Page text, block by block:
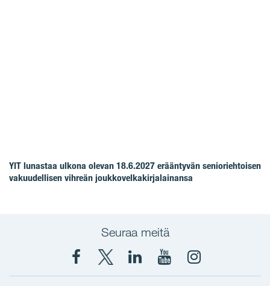
YIT lunastaa ulkona olevan 18.6.2027 erääntyvän senioriehtoisen
vakuudellisen vihreän joukkovelkakirjalainansa
Seuraa meitä
Facebook
X
YITYITInstagram